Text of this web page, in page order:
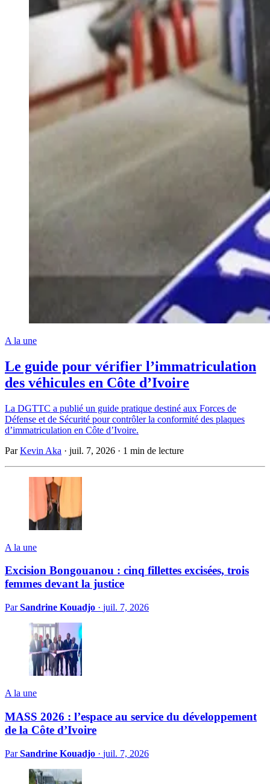
A la une
Le guide pour vérifier l’immatriculation
des véhicules en Côte d’Ivoire
La DGTTC a publié un guide pratique destiné aux Forces de
Défense et de Sécurité pour contrôler la conformité des plaques
d’immatriculation en Côte d’Ivoire.
ParKevin Aka · juil. 7, 2026 · 1 min de lecture
A la une
Excision Bongouanou : cinq fillettes excisées, trois
femmes devant la justice
ParSandrine Kouadjo · juil. 7, 2026
A la une
MASS 2026 : l’espace au service du développement
de la Côte d’Ivoire
ParSandrine Kouadjo · juil. 7, 2026